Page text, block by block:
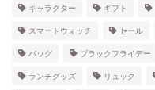
キャラクター ギフト
スマートウォッチ セール
バッグ ブラックフライデー
ランチグッズ リュック